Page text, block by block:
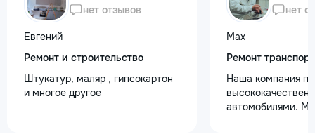
нет отзывов
Евгений
Ремонт и строительство
Штукатур, маляр , гипсокартон
и многое другое
нет
Max
Ремонт
Наша компания
автомобилями.